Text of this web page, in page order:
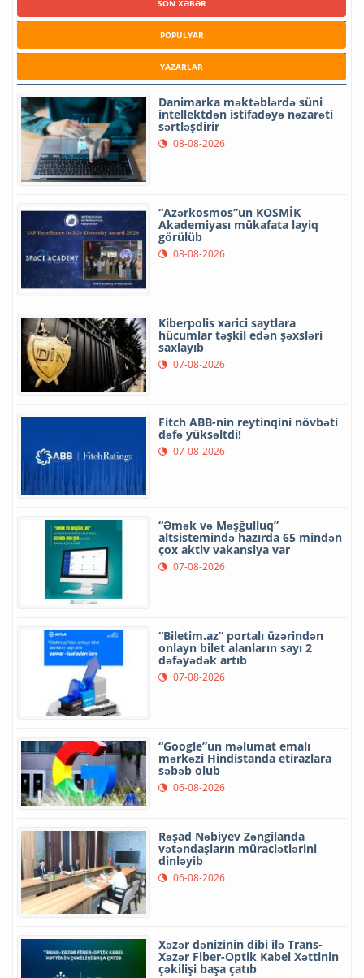
SON XƏBƏR
POPULYAR
YAZARLAR
Danimarka məktəblərdə süni
intellektdən istifadəyə nəzarəti
sərtləşdirir
08-08-2026
“Azərkosmos”un KOSMİK
Akademiyası mükafata layiq
görülüb
08-08-2026
Kiberpolis xarici saytlara
hücumlar təşkil edən şəxsləri
saxlayıb
07-08-2026
Fitch ABB-nin reytinqini növbəti
dəfə yüksəltdi!
07-08-2026
“Əmək və Məşğulluq”
altsistemində hazırda 65 mindən
çox aktiv vakansiya var
07-08-2026
“Biletim.az” portalı üzərindən
onlayn bilet alanların sayı 2
dəfəyədək artıb
07-08-2026
“Google”un məlumat emalı
mərkəzi Hindistanda etirazlara
səbəb olub
06-08-2026
Rəşad Nəbiyev Zəngilanda
vətəndaşların müraciətlərini
dinləyib
06-08-2026
Xəzər dənizinin dibi ilə Trans-
Xəzər Fiber-Optik Kabel Xəttinin
çəkilişi başa çatıb